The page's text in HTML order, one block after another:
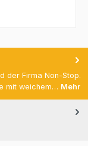
der Firma Non-Stop.
mit weichem… Mehr